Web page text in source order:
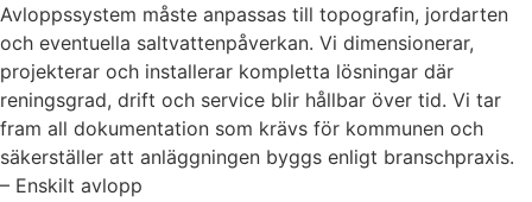
Avloppssystem måste anpassas till topografin, jordarten
och eventuella saltvattenpåverkan. Vi dimensionerar,
projekterar och installerar kompletta lösningar där
reningsgrad, drift och service blir hållbar över tid. Vi tar
fram all dokumentation som krävs för kommunen och
säkerställer att anläggningen byggs enligt branschpraxis.
– Enskilt avlopp